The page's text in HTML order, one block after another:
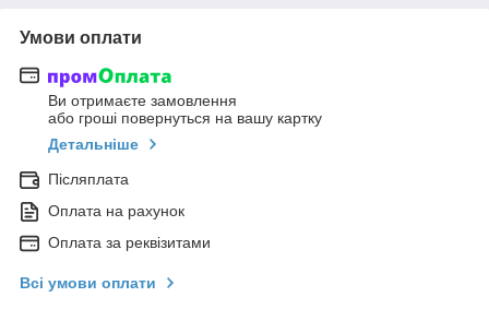
Умови оплати
Ви отримаєте замовлення
або гроші повернуться на вашу картку
Детальніше
Післяплата
Оплата на рахунок
Оплата за реквізитами
Всі умови оплати